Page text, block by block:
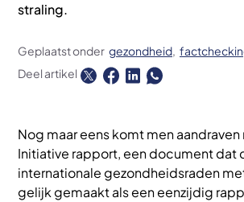
straling.
Geplaatst onder gezondheid
Deel artikel
Nog maar eens komt men
Initiative rapport, een document dat
internationale gezondheidsraden
gelijk gemaakt als een eenzijdig